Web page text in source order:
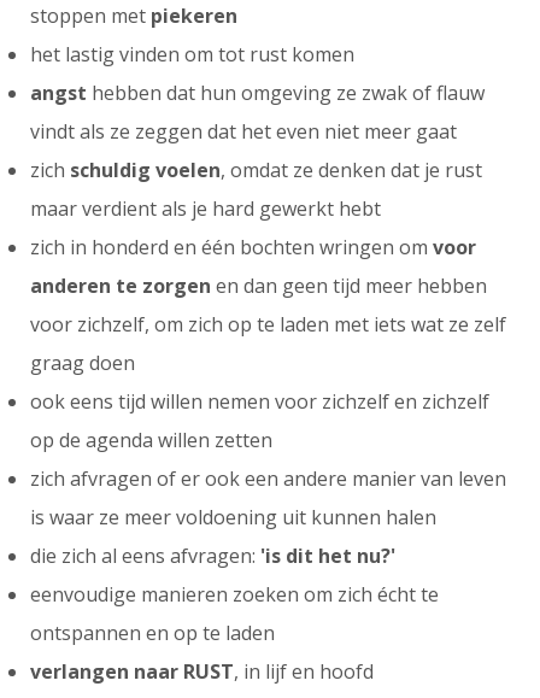
stoppen met piekeren
het lastig vinden om tot rust komen
angst hebben dat hun omgeving ze zwak of flauw
vindt als ze zeggen dat het even niet meer gaat
zich schuldig voelen, omdat ze denken dat je rust
maar verdient als je hard gewerkt hebt
zich in honderd en één bochten wringen om voor
anderen te zorgen en dan geen tijd meer hebben
voor zichzelf, om zich op te laden met iets wat ze zelf
graag doen
ook eens tijd willen nemen voor zichzelf en zichzelf
op de agenda willen zetten
zich afvragen of er ook een andere manier van leven
is waar ze meer voldoening uit kunnen halen
die zich al eens afvragen: 'is dit het nu?'
eenvoudige manieren zoeken om zich écht te
ontspannen en op te laden
verlangen naar RUST, in lijf en hoofd